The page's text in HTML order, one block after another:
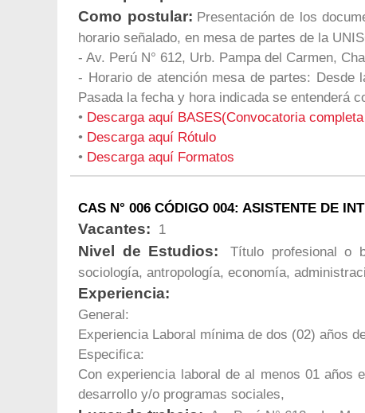
Como postular: Presentación de los
horario señalado, en mesa de partes de la
- Av. Perú N° 612, Urb. Pampa del Carmen,
- Horario de atención mesa de partes:
Pasada la fecha y hora indicada se entenderá
• Descarga aquí BASES(Convocatoria
• Descarga aquí Rótulo
• Descarga aquí Formatos
CAS N° 006 CÓDIGO 004: ASISTENTE DE
Vacantes: 1
Nivel de Estudios:
Título profesional o
sociología, antropología, economía,
Experiencia:
General:
Experiencia Laboral mínima de dos (02) años
Especifica:
Con experiencia laboral de al menos 01 años
desarrollo y/o programas sociales,